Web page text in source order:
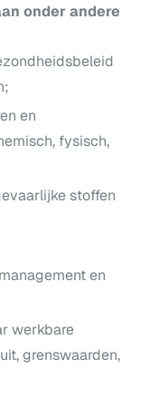
onder andere
en
fysisch,
stoffen
en
werkbare
grenswaarden,